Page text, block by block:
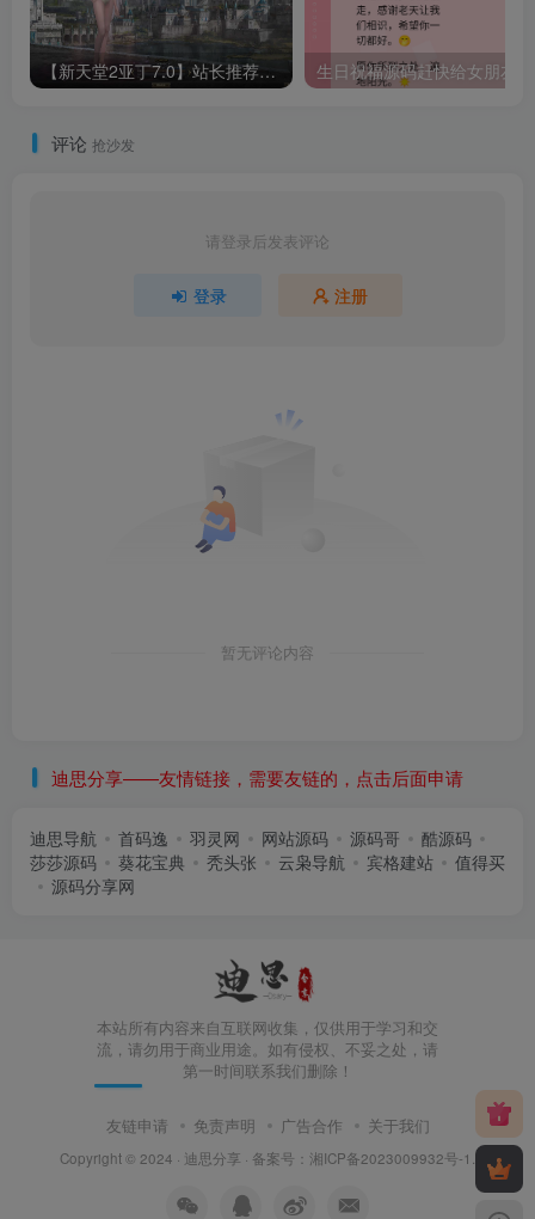
【新天堂2亚丁7.0】站长推荐经典3D魔幻MMORPG游戏 – Win服务端源码架设教程（GM指令、外网搭建、完整PC客户端）
评论 抢沙发
请登录后发表评论
登录 注册
暂无评论内容
迪思分享——友情链接，需要友链的，点击后面申请
迪思导航 首码逸 羽灵网 网站源码 源码哥
酷源码
莎莎源码
葵花宝典 秃头张 云枭导航 宾格建站
值得买
源码分享网
本站所有内容来自互联网收集，仅供用于学习和交
流，请勿用于商业用途。如有侵权、不妥之处，请
第一时间联系我们删除！
友链申请 免责声明 广告合作 关于我们
Copyright © 2024 · 迪思分享 · 备案号： 湘ICP备2023009932号-1